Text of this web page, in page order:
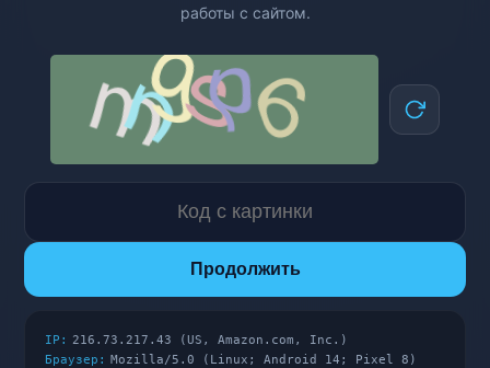
работы с сайтом.
Продолжить
IP: 216.73.217.43 (US, Amazon.com, Inc.)
Браузер: Mozilla/5.0 (Linux; Android 14; Pixel 8)